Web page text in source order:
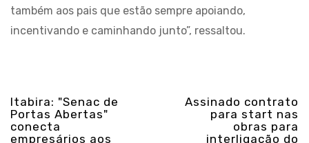
também aos pais que estão sempre apoiando,
incentivando e caminhando junto”, ressaltou.
Itabira: "Senac de
Portas Abertas"
conecta
empresários aos
Assinado contrato
para start nas
obras para
interligação do